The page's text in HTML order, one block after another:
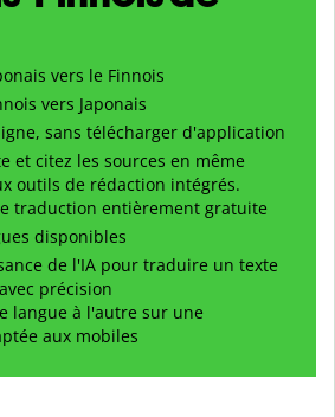
vers le Finnois
vers Japonais
sans télécharger d'application
et citez les sources en même
outils de rédaction intégrés.
traduction entièrement gratuite
disponibles
de l'IA pour traduire un texte
précision
langue à l'autre sur une
aux mobiles